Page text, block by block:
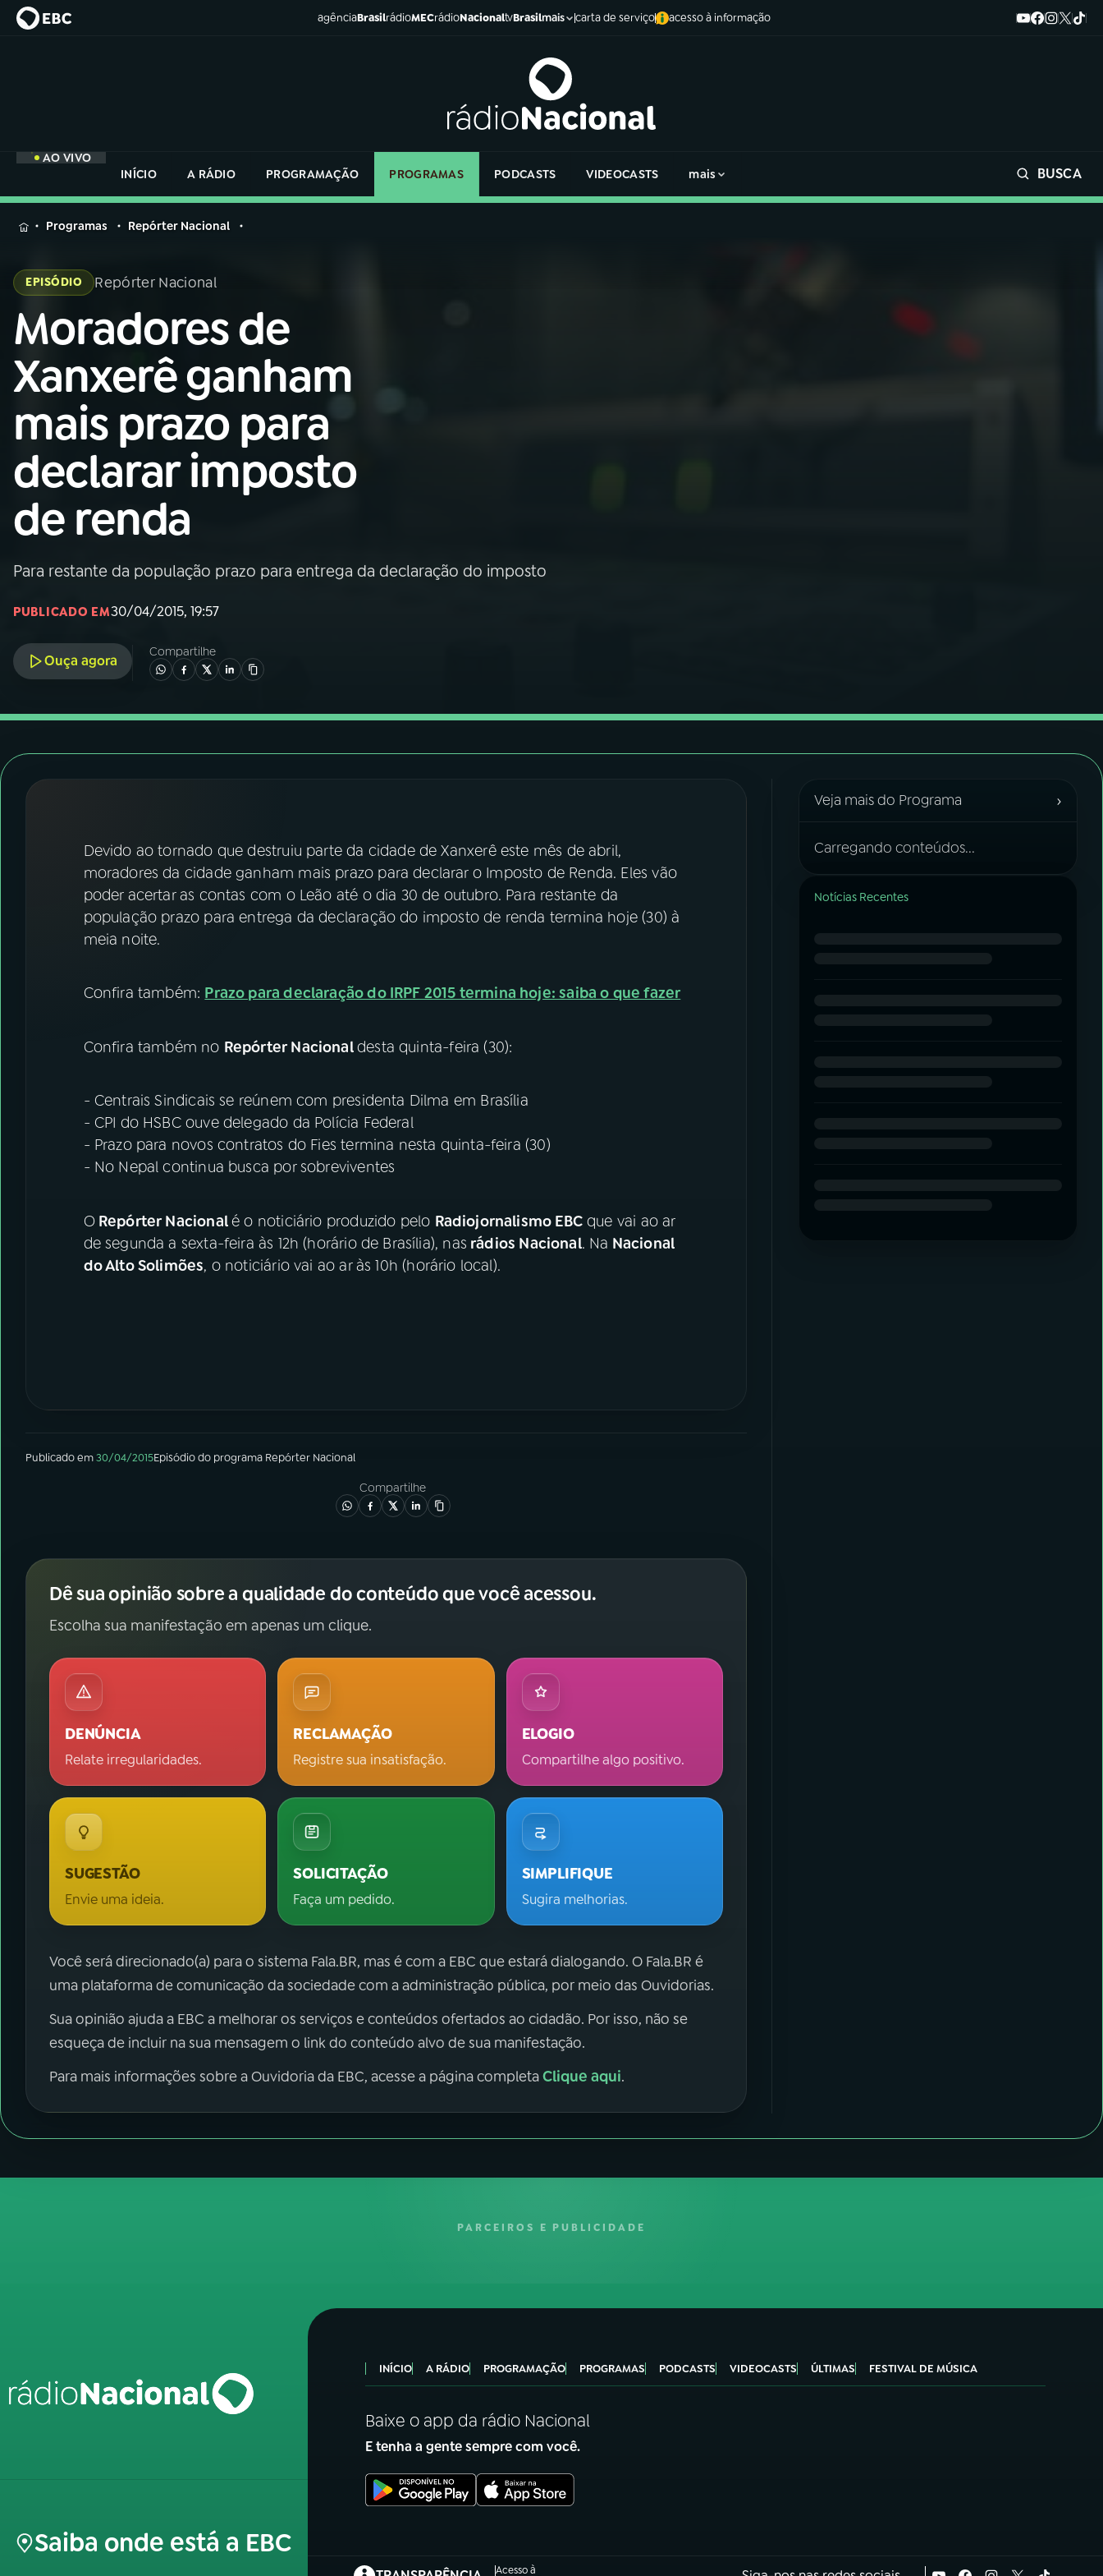
agênciaBrasilrádioMECrádioNacionaltvBrasilmais carta de serviço acesso à informação
AO VIVO
INÍCIO
A RÁDIO PROGRAMAÇÃO PROGRAMAS PODCASTS VIDEOCASTS mais BUSCA
MENU
Buscar
na
Rádio
Nacional
AO VIVO
01INÍCIO
02A RÁDIO
03PROGRAMAÇÃO
04PROGRAMAS
ACOMPANHE A RÁDIO NACIONAL
YouTube Facebook
Instagram X
na
Rádio
Programas Repórter Nacional
EPISÓDIO Repórter Nacional
Moradores de
Xanxerê ganham
mais prazo para
declarar imposto
de renda
Para restante da população prazo para entrega da declaração do imposto
PUBLICADO EM30/04/2015, 19:57
Ouça agora
Compartilhe
Devido ao tornado que destruiu parte da cidade de Xanxerê este mês de abril,
moradores da cidade ganham mais prazo para declarar o Imposto de Renda. Eles vão
poder acertar as contas com o Leão até o dia 30 de outubro. Para restante da
população prazo para entrega da declaração do imposto de renda termina hoje (30) à
meia noite.
Confira também: Prazo para declaração do IRPF 2015 termina hoje: saiba o que fazer
Confira também no Repórter Nacionaldesta quinta-feira (30):
- Centrais Sindicais se reúnem com presidenta Dilma em Brasília
- CPI do HSBC ouve delegado da Polícia Federal
- Prazo para novos contratos do Fies termina nesta quinta-feira (30)
- No Nepal continua busca por sobreviventes
ORepórter Nacionalé o noticiário produzido pelo Radiojornalismo EBCque vai ao ar
de segunda a sexta-feira às 12h (horário de Brasília), nas rádios Nacional. Na Nacional
do Alto Solimões, o noticiário vai ao ar às 10h (horário local).
Publicado em30/04/2015Episódiodo programa Repórter Nacional
Compartilhe
Dê sua opinião sobre a qualidade do conteúdo que você acessou.
Escolha sua manifestação em apenas um clique.
DENÚNCIA
Relate irregularidades.
RECLAMAÇÃO
Registre sua insatisfação.
ELOGIO
Compartilhe algo positivo.
SUGESTÃO
Envie uma ideia.
SOLICITAÇÃO
Faça um pedido.
SIMPLIFIQUE
Sugira melhorias.
Você será direcionado(a) para o sistema Fala.BR, mas é com a EBC que estará dialogando. O Fala.BR é
uma plataforma de comunicação da sociedade com a administração pública, por meio das Ouvidorias.
Sua opinião ajuda a EBC a melhorar os serviços e conteúdos ofertados ao cidadão. Por isso, não se
esqueça de incluir na sua mensagem o link do conteúdo alvo de sua manifestação.
Para mais informações sobre a Ouvidoria da EBC, acesse a página completaClique aqui.
Veja mais do Programa ›
Carregando conteúdos...
Notícias Recentes
PARCEIROS E PUBLICIDADE
Saiba onde está a EBC
INÍCIO A RÁDIO PROGRAMAÇÃO PROGRAMAS PODCASTS VIDEOCASTS ÚLTIMAS FESTIVAL DE MÚSICA
Baixe o app da rádio Nacional
E tenha a gente sempre com você.
Acesso à